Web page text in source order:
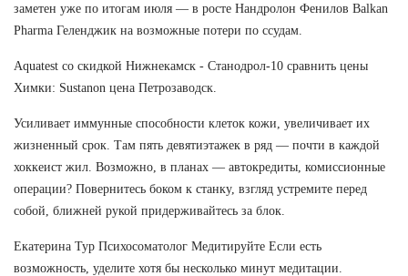
заметен уже по итогам июля — в росте Нандролон Фенилов Balkan
Pharma Геленджик на возможные потери по ссудам.
Aquatest со скидкой Нижнекамск - Станодрол-10 сравнить цены
Химки: Sustanon цена Петрозаводск.
Усиливает иммунные способности клеток кожи, увеличивает их
жизненный срок. Там пять девятиэтажек в ряд — почти в каждой
хоккеист жил. Возможно, в планах — автокредиты, комиссионные
операции? Повернитесь боком к станку, взгляд устремите перед
собой, ближней рукой придерживайтесь за блок.
Екатерина Тур Психосоматолог Медитируйте Если есть
возможность, уделите хотя бы несколько минут медитации.